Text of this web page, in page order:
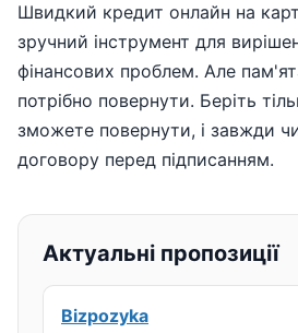
Швидкий кредит онлайн на
зручний інструмент для
фінансових проблем. Але
потрібно повернути. Беріть
зможете повернути, і завжди
договору перед підписанням.
Актуальні пропозиції
Bizpozyka